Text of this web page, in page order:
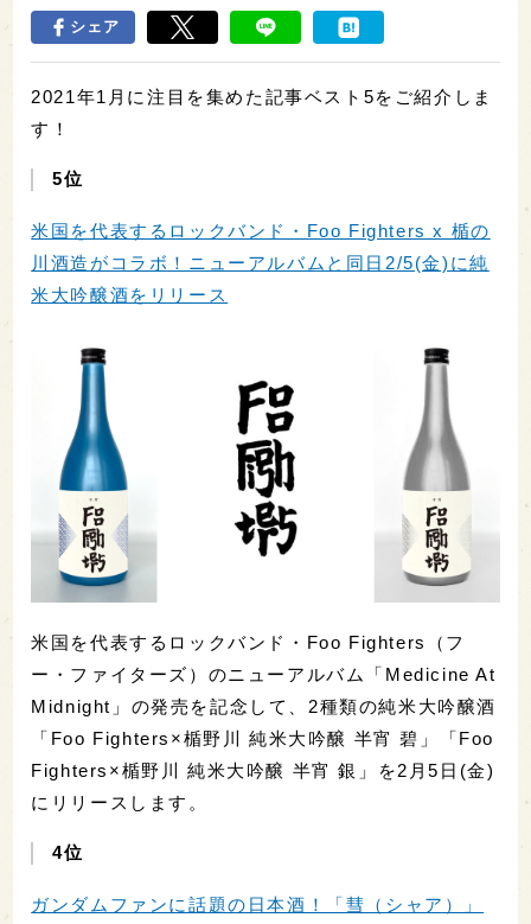
シェア
2021年1月に注目を集めた記事ベスト5をご紹介しま
す！
5位
米国を代表するロックバンド・Foo Fighters x 楯の
川酒造がコラボ！ニューアルバムと同日2/5(金)に純
米大吟醸酒をリリース
米国を代表するロックバンド・Foo Fighters（フ
ー・ファイターズ）のニューアルバム「Medicine At
Midnight」の発売を記念して、2種類の純米大吟醸酒
「Foo Fighters×楯野川 純米大吟醸 半宵 碧」「Foo
Fighters×楯野川 純米大吟醸 半宵 銀」を2月5日(金)
にリリースします。
4位
ガンダムファンに話題の日本酒！「彗（シャア）」